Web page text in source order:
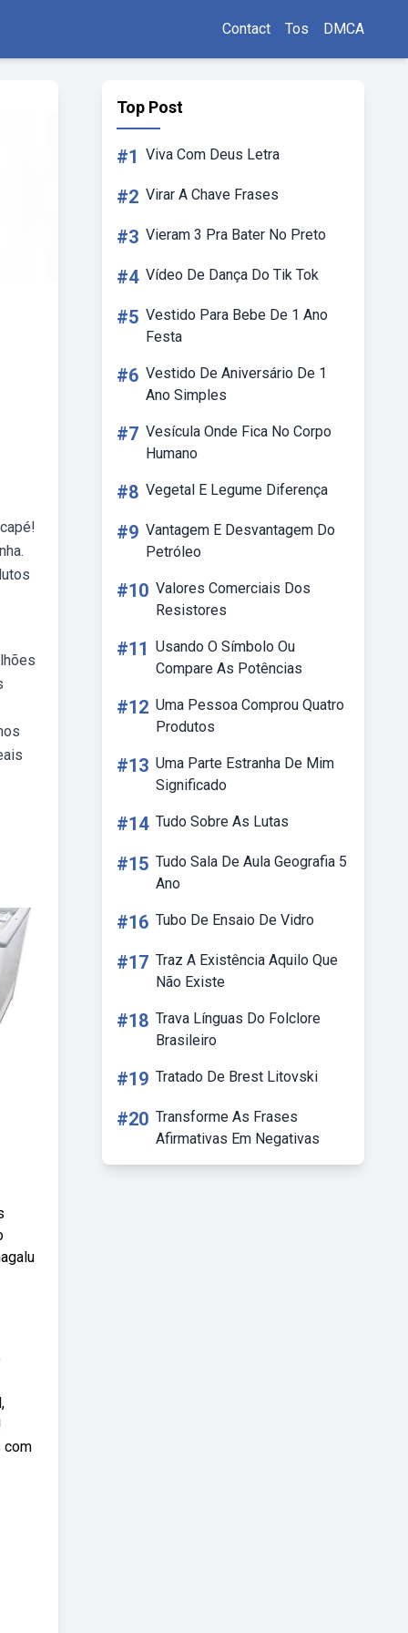
Contact Tos DMCA
com
Top Post
#1 Viva Com Deus Letra
#2 Virar A Chave Frases
#3 Vieram 3 Pra Bater No Preto
#4 Vídeo De Dança Do Tik Tok
#5 Vestido Para Bebe De 1 Ano
Festa
#6 Vestido De Aniversário De 1
Ano Simples
#7 Vesícula Onde Fica No Corpo
Humano
#8 Vegetal E Legume Diferença
#9 Vantagem E Desvantagem Do
Petróleo
#10 Valores Comerciais Dos
Resistores
#11 Usando O Símbolo Ou
Compare As Potências
#12 Uma Pessoa Comprou Quatro
Produtos
#13 Uma Parte Estranha De Mim
Significado
#14 Tudo Sobre As Lutas
#15 Tudo Sala De Aula Geografia 5
Ano
#16 Tubo De Ensaio De Vidro
#17 Traz A Existência Aquilo Que
Não Existe
#18 Trava Línguas Do Folclore
Brasileiro
#19 Tratado De Brest Litovski
#20 Transforme As Frases
Afirmativas Em Negativas